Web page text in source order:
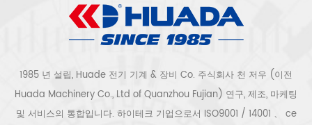
1985 년 설립, Huade 전기 기계 & 장비 Co. 주식회사 천 저우 (이전
Huada Machinery Co., Ltd of Quanzhou Fujian) 연구, 제조, 마케팅
및 서비스의 통합입니다. 하이테크 기업으로서 ISO9001 / 14001 、 ce